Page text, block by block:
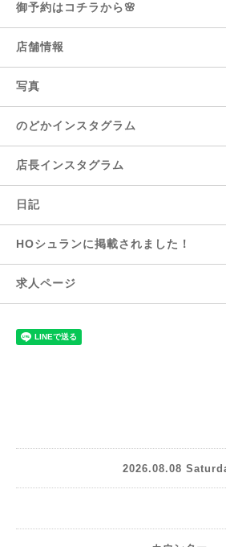
御予約はコチラから🌸
店舗情報
写真
のどかインスタグラム
店長インスタグラム
日記
HOシュランに掲載されました！
求人ページ
2026.08.08